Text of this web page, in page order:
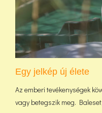
Egy jelkép új élete
Az emberi tevékenységek
vagy betegszik meg.